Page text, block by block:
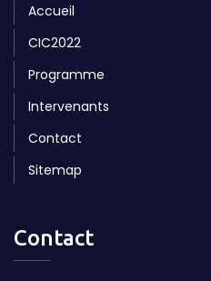
Accueil
CIC2022
Programme
Intervenants
Contact
Sitemap
Contact